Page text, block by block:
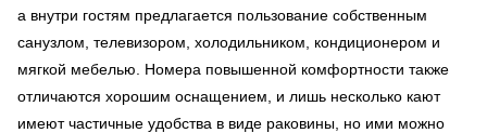
а внутри гостям предлагается пользование собственным
санузлом, телевизором, холодильником, кондиционером и
мягкой мебелью. Номера повышенной комфортности также
отличаются хорошим оснащением, и лишь несколько кают
имеют частичные удобства в виде раковины, но ими можно